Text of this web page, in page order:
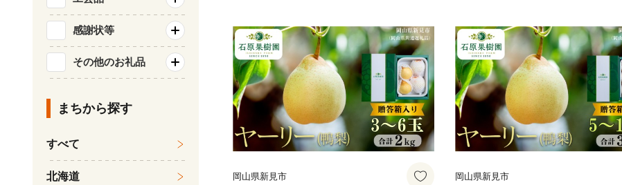
岡山県新見市 岡山県新見市
感謝状等
その他のお礼品
まちから探す
すべて
北海道